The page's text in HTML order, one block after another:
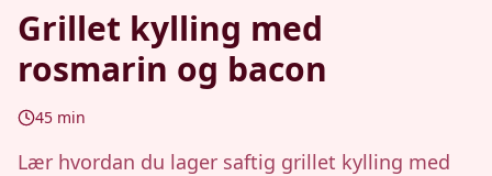
Grillet kylling med
rosmarin og bacon
45 min
Lær hvordan du lager saftig grillet kylling med